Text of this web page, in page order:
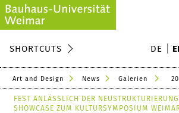
SHORTCUTS DE
Art and Design News Galerien
FEST ANLÄSSLICH DER
SHOWCASE ZUM KULTURSYMPOSIUM